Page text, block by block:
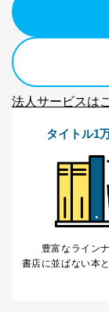
法人サービスは
タイトル1
豊富なライン
書店に並ばない本